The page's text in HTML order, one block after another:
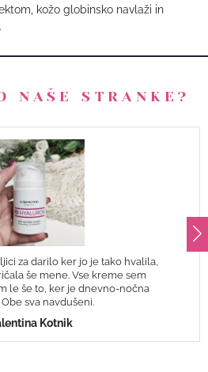
kožo globinsko navlaži in
NAŠE STRANKE?
za darilo ker jo je tako hvalila,
še mene. Vse kreme sem
le še to, ker je dnevno-nočna
Obe sva navdušeni.
Kotnik